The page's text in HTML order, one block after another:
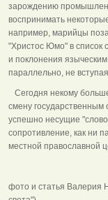
зарождению
воспринимать
например, марийцы
"Христос Юмо" в список
и поклонения
параллельно, не
Сегодня некому
смену
успешно несущие
сопротивление, как ни
местной православной
фото и статья Валерия